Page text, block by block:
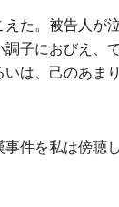
た。被告人が
子におびえ、
は、己のあま
件を私は傍聴し